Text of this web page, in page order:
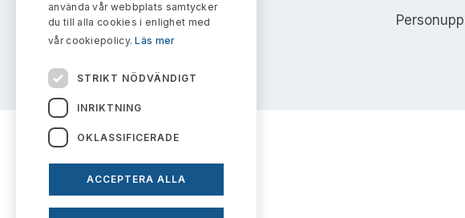
använda vår webbplats samtycker
du till alla cookies i enlighet med
vår cookiepolicy.Läs mer
STRIKT NÖDVÄNDIGT
INRIKTNING
OKLASSIFICERADE
ACCEPTERA ALLA